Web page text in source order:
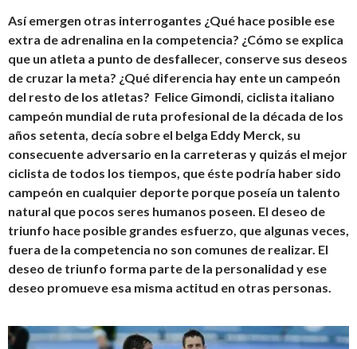
Así emergen otras interrogantes ¿Qué hace posible ese
extra de adrenalina en la competencia? ¿Cómo se explica
que un atleta a punto de desfallecer, conserve sus deseos
de cruzar la meta? ¿Qué diferencia hay ente un campeón
del resto de los atletas? Felice Gimondi, ciclista italiano
campeón mundial de ruta profesional de la década de los
años setenta, decía sobre el belga Eddy Merck, su
consecuente adversario en la carreteras y quizás el mejor
ciclista de todos los tiempos, que éste podría haber sido
campeón en cualquier deporte porque poseía un talento
natural que pocos seres humanos poseen. El deseo de
triunfo hace posible grandes esfuerzo, que algunas veces,
fuera de la competencia no son comunes de realizar. El
deseo de triunfo forma parte de la personalidad y ese
deseo promueve esa misma actitud en otras personas.